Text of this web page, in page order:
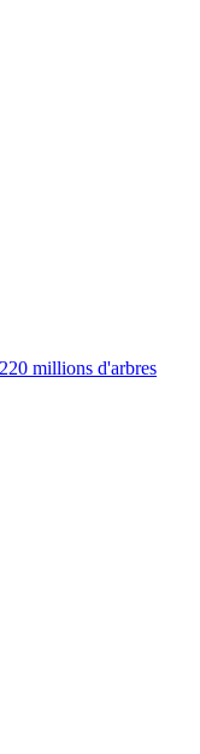
millions d'arbres